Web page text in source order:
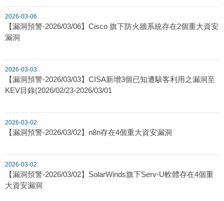
2026-03-06
【漏洞預警-2026/03/06】Cisco 旗下防火牆系統存在2個重大資安
漏洞
2026-03-03
【漏洞預警-2026/03/03】CISA新增3個已知遭駭客利用之漏洞至
KEV目錄(2026/02/23-2026/03/01
2026-03-02
【漏洞預警-2026/03/02】n8n存在4個重大資安漏洞
2026-03-02
【漏洞預警-2026/03/02】SolarWinds旗下Serv-U軟體存在4個重
大資安漏洞